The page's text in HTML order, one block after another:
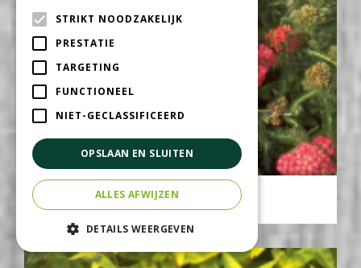
Gewoon duizendblad
Achillea millefolium 'Lisette'
STRIKT NOODZAKELIJK
PRESTATIE
TARGETING
FUNCTIONEEL
NIET-GECLASSIFICEERD
OPSLAAN EN SLUITEN
ALLES AFWIJZEN
DETAILS WEERGEVEN